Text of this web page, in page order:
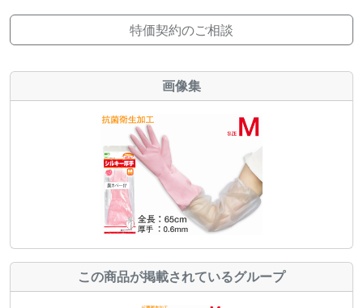
特価契約のご相談
画像集
この商品が掲載されているグループ